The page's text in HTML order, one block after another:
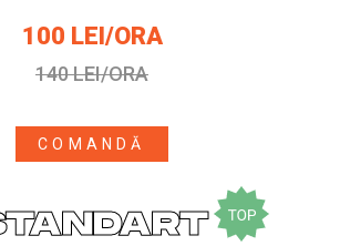
100 LEI/ORA
140 LEI/ORA
COMANDĂ